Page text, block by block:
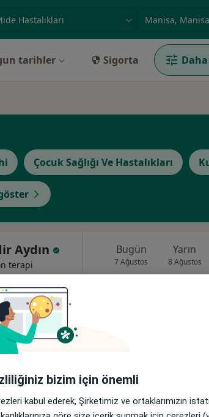
tarihler Sigorta
Çocuk Sağlığı Ve Hastalıkları
Aydın
terapi
Güzelyurt Mahallesi, Tarzan Bulvarı No: 10, Manisa•Harita
Bugün
7 Ağustos
Yarın
8 Ağustos
bizim için önemli
kabul ederek, Şirketimiz ve ortaklarımızın